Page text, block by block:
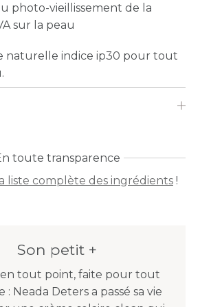
photo-vieillissement de la
sur la peau
naturelle indice ip30 pour tout
toute transparence
liste complète des ingrédients !
Son petit +
tout point, faite pour tout
: Neada Deters a passé sa vie